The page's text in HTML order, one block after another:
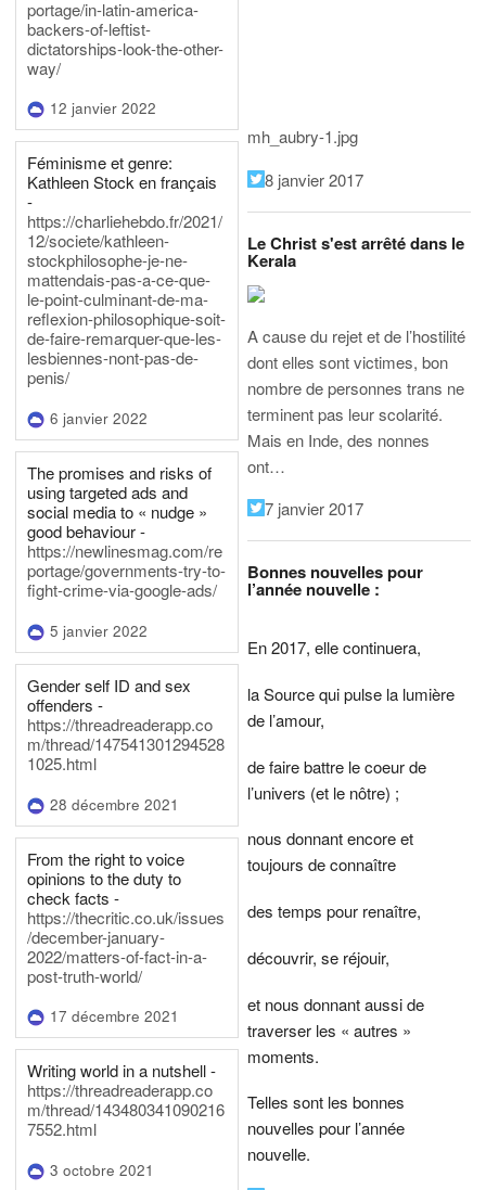
portage/in-latin-america-
backers-of-leftist-
dictatorships-look-the-other-
way/
12 janvier 2022
Féminisme et genre:
Kathleen Stock en français
-
https://charliehebdo.fr/2021/
12/societe/kathleen-
stockphilosophe-je-ne-
mattendais-pas-a-ce-que-
le-point-culminant-de-ma-
reflexion-philosophique-soit-
de-faire-remarquer-que-les-
lesbiennes-nont-pas-de-
penis/
6 janvier 2022
The promises and risks of
using targeted ads and
social media to « nudge »
good behaviour -
https://newlinesmag.com/re
portage/governments-try-to-
fight-crime-via-google-ads/
5 janvier 2022
Gender self ID and sex
offenders -
https://threadreaderapp.co
m/thread/147541301294528
1025.html
28 décembre 2021
From the right to voice
opinions to the duty to
check facts -
https://thecritic.co.uk/issues
/december-january-
2022/matters-of-fact-in-a-
post-truth-world/
17 décembre 2021
Writing world in a nutshell -
https://threadreaderapp.co
m/thread/143480341090216
7552.html
3 octobre 2021
mh_aubry-1.jpg
8 janvier 2017
Le Christ s'est arrêté dans le
Kerala
A cause du rejet et de l’hostilité
dont elles sont victimes, bon
nombre de personnes trans ne
terminent pas leur scolarité.
Mais en Inde, des nonnes
ont…
7 janvier 2017
Bonnes nouvelles pour
l’année nouvelle :
En 2017, elle continuera,
la Source qui pulse la lumière
de l’amour,
de faire battre le coeur de
l’univers (et le nôtre) ;
nous donnant encore et
toujours de connaître
des temps pour renaître,
découvrir, se réjouir,
et nous donnant aussi de
traverser les « autres »
moments.
Telles sont les bonnes
nouvelles pour l’année
nouvelle.